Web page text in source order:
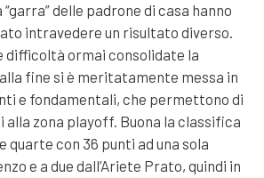
delle padrone di casa hanno
intravedere un risultato diverso.
difficoltà ormai consolidate la
fine si è meritatamente messa in
e fondamentali, che permettono di
zona playoff. Buona la classifica
quarte con 36 punti ad una sola
e a due dall’Ariete Prato, quindi in